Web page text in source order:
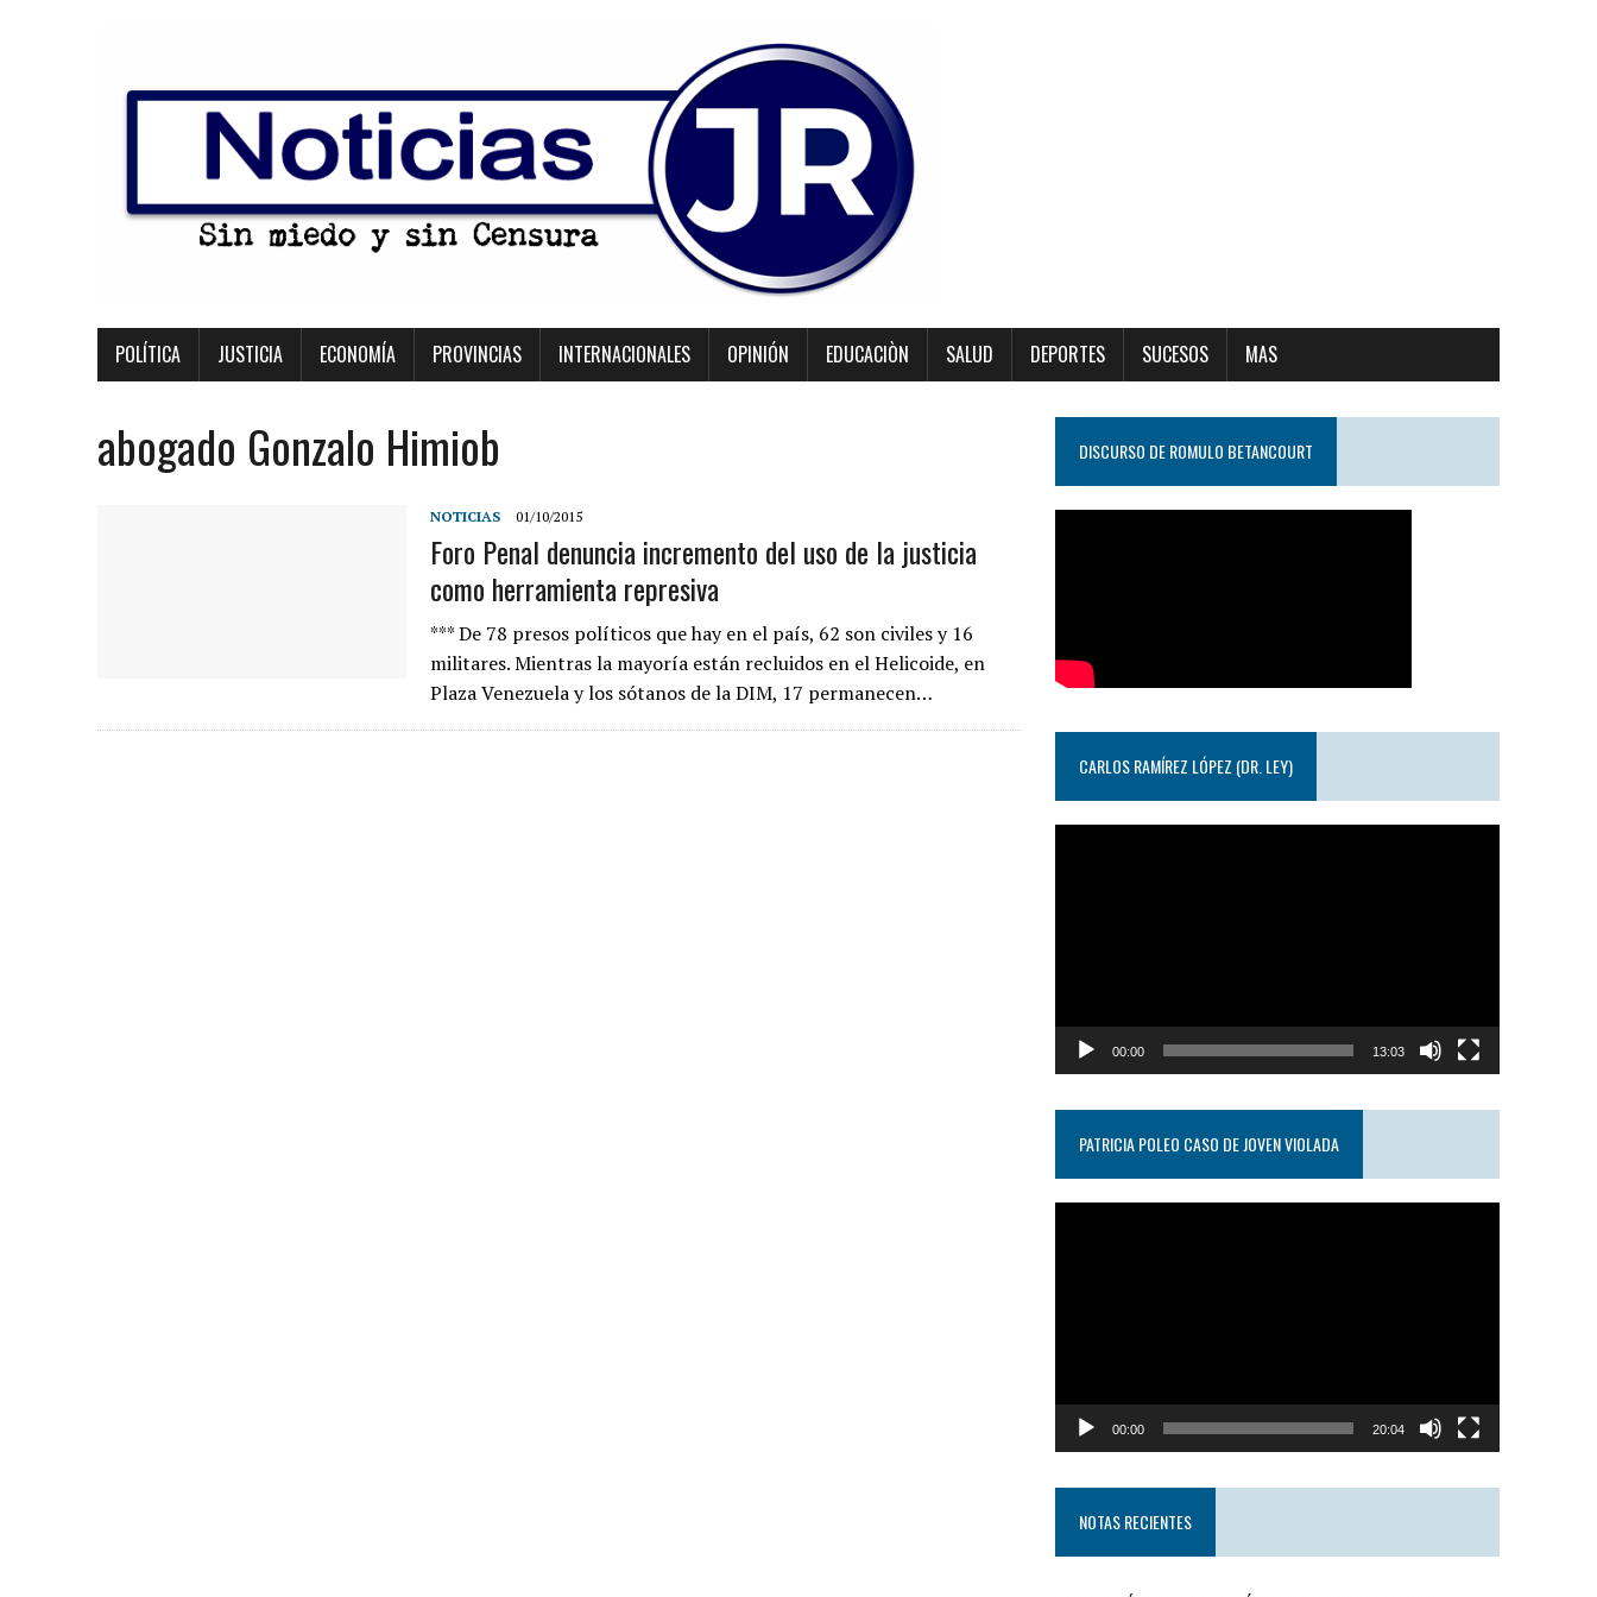
POLÍTICA JUSTICIA ECONOMÍA PROVINCIAS INTERNACIONALES OPINIÓN EDUCACIÒN SALUD DEPORTES SUCESOS MAS
abogado Gonzalo Himiob
NOTICIAS 01/10/2015
Foro Penal denuncia incremento del uso de la justicia
como herramienta represiva
*** De 78 presos políticos que hay en el país, 62 son civiles y 16
militares. Mientras la mayoría están recluidos en el Helicoide, en
Plaza Venezuela y los sótanos de la DIM, 17 permanecen…
DISCURSO DE ROMULO BETANCOURT
CARLOS RAMÍREZ LÓPEZ (DR. LEY)
00:00 13:03
PATRICIA POLEO CASO DE JOVEN VIOLADA
00:00 20:04
NOTAS RECIENTES